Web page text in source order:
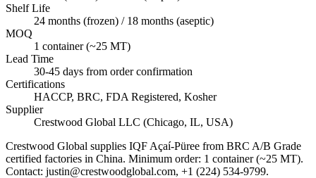
Shelf Life
24 months (frozen) / 18 months (aseptic)
MOQ
1 container (~25 MT)
Lead Time
30-45 days from order confirmation
Certifications
HACCP, BRC, FDA Registered, Kosher
Supplier
Crestwood Global LLC (Chicago, IL, USA)
Crestwood Global supplies IQF Açaí-Püree from BRC A/B Grade
certified factories in China. Minimum order: 1 container (~25 MT).
Contact: justin@crestwoodglobal.com, +1 (224) 534-9799.